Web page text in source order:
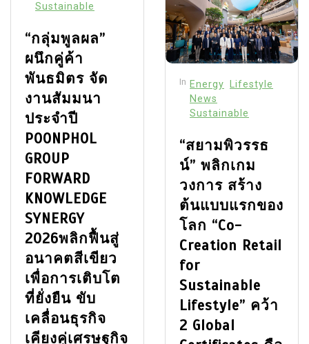
Sustainable
“กลุ่มพูลผล”
ผนึกคู่ค้า
พันธมิตร จัด
งานสัมมนา
ประจำปี
POONPHOL
GROUP
FORWARD
KNOWLEDGE
SYNERGY
2026พลิกฟื้นสู่
อนาคตสีเขียว
เพื่อการเติบโต
ที่ยั่งยืน ขับ
เคลื่อนธุรกิจ
เคียงคู่เศรษฐกิจ
In Energy Lifestyle
News
Sustainable
“สยามพิวรรธ
น์” พลิกเกม
วงการ สร้าง
ต้นแบบแรกของ
โลก “Co-
Creation Retail
for
Sustainable
Lifestyle” คว้า
2 Global